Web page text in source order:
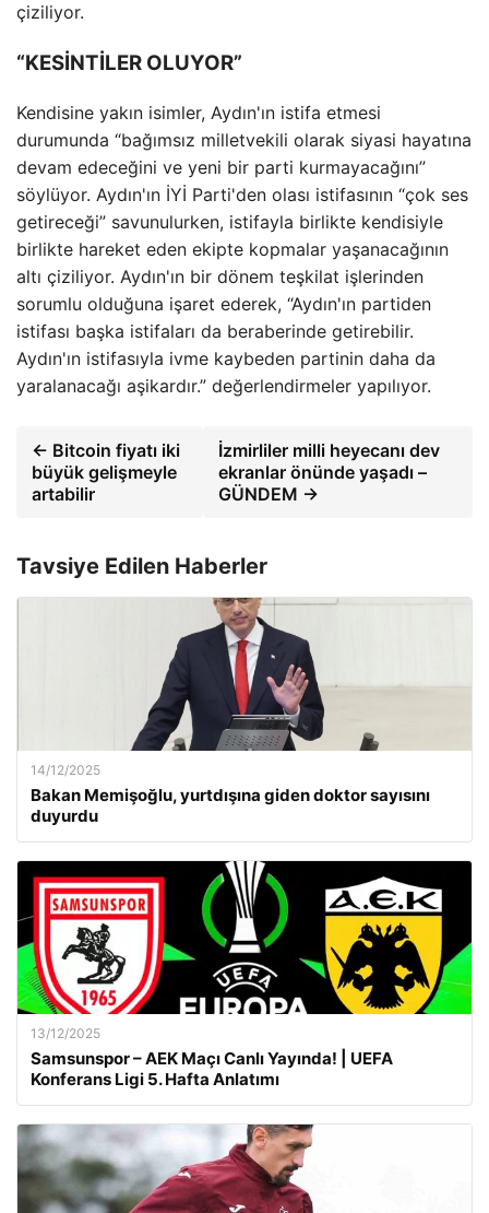
çiziliyor.
“KESİNTİLER OLUYOR”
Kendisine yakın isimler, Aydın'ın istifa etmesi
durumunda “bağımsız milletvekili olarak siyasi hayatına
devam edeceğini ve yeni bir parti kurmayacağını”
söylüyor. Aydın'ın İYİ Parti'den olası istifasının “çok ses
getireceği” savunulurken, istifayla birlikte kendisiyle
birlikte hareket eden ekipte kopmalar yaşanacağının
altı çiziliyor. Aydın'ın bir dönem teşkilat işlerinden
sorumlu olduğuna işaret ederek, “Aydın'ın partiden
istifası başka istifaları da beraberinde getirebilir.
Aydın'ın istifasıyla ivme kaybeden partinin daha da
yaralanacağı aşikardır.” değerlendirmeler yapılıyor.
← Bitcoin fiyatı iki
büyük gelişmeyle
artabilir
İzmirliler milli heyecanı dev
ekranlar önünde yaşadı –
GÜNDEM →
Tavsiye Edilen Haberler
14/12/2025
Bakan Memişoğlu, yurtdışına giden doktor sayısını
duyurdu
13/12/2025
Samsunspor – AEK Maçı Canlı Yayında! | UEFA
Konferans Ligi 5. Hafta Anlatımı